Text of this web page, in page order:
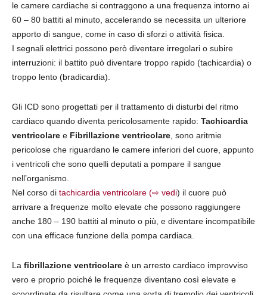
le camere cardiache si contraggono a una frequenza intorno ai
60 – 80 battiti al minuto, accelerando se necessita un ulteriore
apporto di sangue, come in caso di sforzi o attività fisica.
I segnali elettrici possono però diventare irregolari o subire
interruzioni: il battito può diventare troppo rapido (tachicardia) o
troppo lento (bradicardia).
Gli ICD sono progettati per il trattamento di disturbi del ritmo
cardiaco quando diventa pericolosamente rapido: Tachicardia
ventricolare e Fibrillazione ventricolare , sono aritmie
pericolose che riguardano le camere inferiori del cuore, appunto
i ventricoli che sono quelli deputati a pompare il sangue
nell’organismo.
Nel corso di tachicardia ventricolare (⇨ vedi) il cuore può
arrivare a frequenze molto elevate che possono raggiungere
anche 180 – 190 battiti al minuto o più, e diventare incompatibile
con una efficace funzione della pompa cardiaca.
La fibrillazione ventricolare è un arresto cardiaco improvviso
vero e proprio poiché le frequenze diventano così elevate e